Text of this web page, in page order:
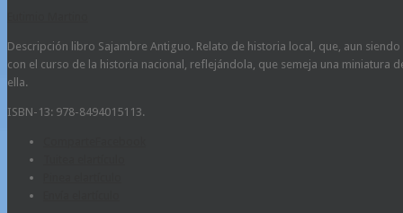
Descripción libro Sajambre Antiguo. Relato de historia local, que, aun
con el curso de la historia nacional, reflejándola, que semeja una miniatura
ella.
ISBN-13: 978-8494015113.